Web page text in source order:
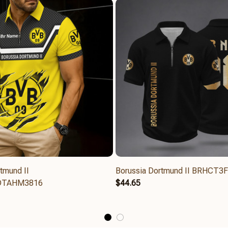
II
Borussia Dortmund II
$44.65